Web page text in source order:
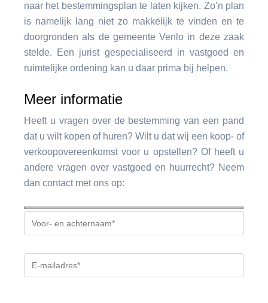
naar het bestemmingsplan te laten kijken. Zo’n plan
is namelijk lang niet zo makkelijk te vinden en te
doorgronden als de gemeente Venlo in deze zaak
stelde. Een jurist gespecialiseerd in vastgoed en
ruimtelijke ordening kan u daar prima bij helpen.
Meer informatie
Heeft u vragen over de bestemming van een pand
dat u wilt kopen of huren? Wilt u dat wij een koop- of
verkoopovereenkomst voor u opstellen? Of heeft u
andere vragen over vastgoed en huurrecht? Neem
dan contact met ons op: